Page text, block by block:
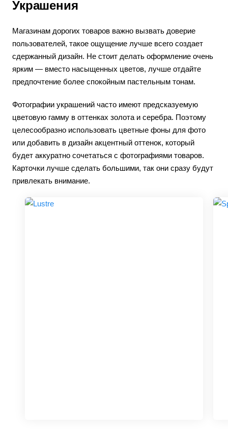
Украшения
Магазинам дорогих товаров важно вызвать доверие
пользователей, такое ощущение лучше всего создает
сдержанный дизайн. Не стоит делать оформление очень
ярким — вместо насыщенных цветов, лучше отдайте
предпочтение более спокойным пастельным тонам.
Фотографии украшений часто имеют предсказуемую
цветовую гамму в оттенках золота и серебра. Поэтому
целесообразно использовать цветные фоны для фото
или добавить в дизайн акцентный оттенок, который
будет аккуратно сочетаться с фотографиями товаров.
Карточки лучше сделать большими, так они сразу будут
привлекать внимание.